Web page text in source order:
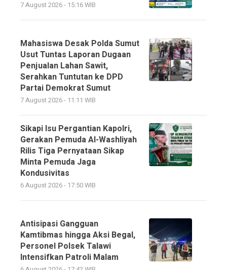
7 August 2026 - 15:16 WIB
Mahasiswa Desak Polda Sumut
Usut Tuntas Laporan Dugaan
Penjualan Lahan Sawit,
Serahkan Tuntutan ke DPD
Partai Demokrat Sumut
7 August 2026 - 11:11 WIB
Sikapi Isu Pergantian Kapolri,
Gerakan Pemuda Al-Washliyah
Rilis Tiga Pernyataan Sikap
Minta Pemuda Jaga
Kondusivitas
6 August 2026 - 17:50 WIB
Antisipasi Gangguan
Kamtibmas hingga Aksi Begal,
Personel Polsek Talawi
Intensifkan Patroli Malam